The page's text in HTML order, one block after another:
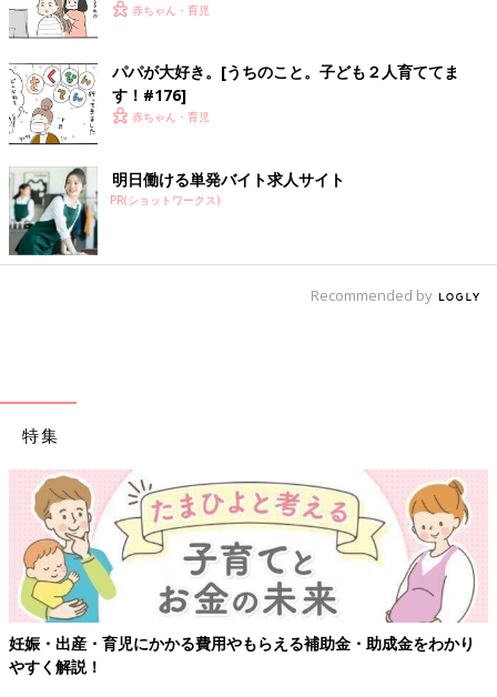
赤ちゃん・育児
パパが大好き。[うちのこと。子ども２人育ててま
す！#176]
赤ちゃん・育児
明日働ける単発バイト求人サイト
PR(ショットワークス)
Recommended by
特集
妊娠・出産・育児にかかる費用やもらえる補助金・助成金をわかり
やすく解説！